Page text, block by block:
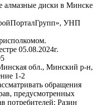
алмазные диски в Минске
УНП
05.08.2024г.
обл., Минский р-н,
1-2
обращения
предусмотренных
потребителей: Разин